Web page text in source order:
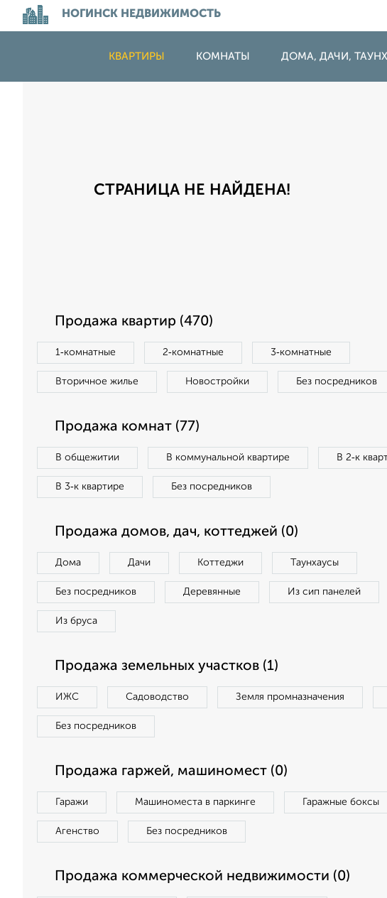
НОГИНСК НЕДВИЖИМОСТЬ
КВАРТИРЫ КОМНАТЫ ДОМА, ДАЧИ,
СТРАНИЦА НЕ НАЙДЕНА!
Продажа квартир (470)
1‑комнатные 2‑комнатные 3‑комнатные
Вторичное жилье Новостройки Без посредников
Продажа комнат (77)
В общежитии В коммунальной квартире В 2‑к
В 3‑к квартире Без посредников
Продажа домов, дач, коттеджей (0)
Дома Дачи Коттеджи Таунхаусы
Без посредников Деревянные Из сип панелей
Из бруса
Продажа земельных участков (1)
ИЖС Садоводство Земля промназначения
Без посредников
Продажа гаржей, машиномест (0)
Гаражи Машиноместа в паркинге Гаражные боксы
Агенство Без посредников
Продажа коммерческой недвижимости (0)